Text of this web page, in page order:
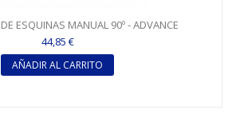
ESQUINAS MANUAL 90º - ADVANCE
44,85 €
AÑADIR AL CARRITO